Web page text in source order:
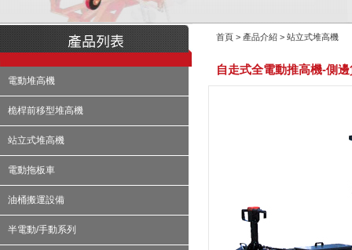
電動堆高機
桅桿前移型堆高機
站立式堆高機
電動拖板車
油桶搬運設備
半電動/手動系列
首頁 > 產品介紹 > 站立式堆高機
自走式全電動推高機-側